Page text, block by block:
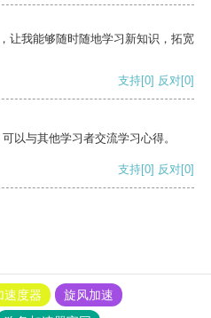
让我能够随时随地学习新知识，拓宽
支持[0] 反对[0]
以与其他学习者交流学习心得。
支持[0] 反对[0]
速度器
旋风加速